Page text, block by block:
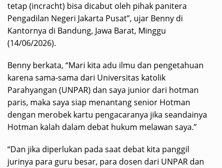
tetap (incracht) bisa dicabut oleh pihak panitera
Pengadilan Negeri Jakarta Pusat”, ujar Benny di
Kantornya di Bandung, Jawa Barat, Minggu
(14/06/2026).
Benny berkata, “Mari kita adu ilmu dan pengetahuan
karena sama-sama dari Universitas katolik
Parahyangan (UNPAR) dan saya junior dari hotman
paris, maka saya siap menantang senior Hotman
dengan merobek kartu pengacaranya jika seandainya
Hotman kalah dalam debat hukum melawan saya.”
“Dan jika diperlukan pada saat debat kita panggil
jurinya para guru besar, para dosen dari UNPAR dan